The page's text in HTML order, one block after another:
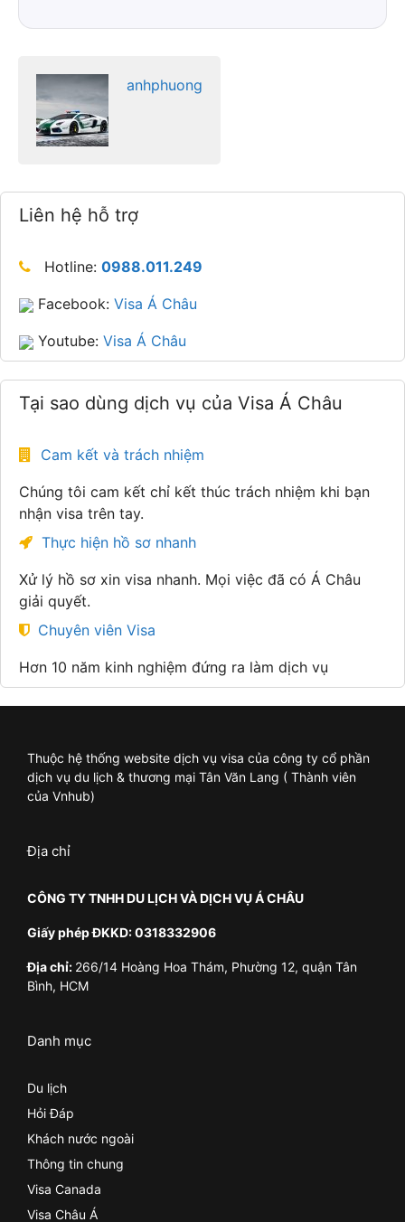
anhphuong
Liên hệ hỗ trợ
Hotline: 0988.011.249
Facebook: Visa Á Châu
Youtube: Visa Á Châu
Tại sao dùng dịch vụ của Visa Á Châu
Cam kết và trách nhiệm
Chúng tôi cam kết chỉ kết thúc trách nhiệm khi bạn
nhận visa trên tay.
Thực hiện hồ sơ nhanh
Xử lý hồ sơ xin visa nhanh. Mọi việc đã có Á Châu
giải quyết.
Chuyên viên Visa
Hơn 10 năm kinh nghiệm đứng ra làm dịch vụ
Thuộc hệ thống website dịch vụ visa của công ty cổ phần
dịch vụ du lịch & thương mại Tân Văn Lang ( Thành viên
của Vnhub)
Địa chỉ
CÔNG TY TNHH DU LỊCH VÀ DỊCH VỤ Á CHÂU
Giấy phép ĐKKD: 0318332906
Địa chỉ: 266/14 Hoàng Hoa Thám, Phường 12, quận Tân
Bình, HCM
Danh mục
Du lịch
Hỏi Đáp
Khách nước ngoài
Thông tin chung
Visa Canada
Visa Châu Á